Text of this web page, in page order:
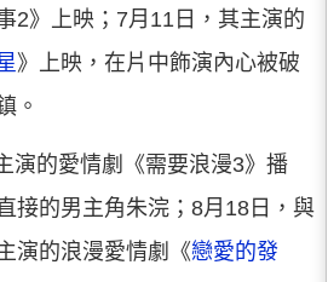
2》上映；7月11日，其主演的
》上映，在片中飾演內心被破
。
演的愛情劇《需要浪漫3》播
接的男主角朱浣；8月18日，與
演的浪漫愛情劇《戀愛的發